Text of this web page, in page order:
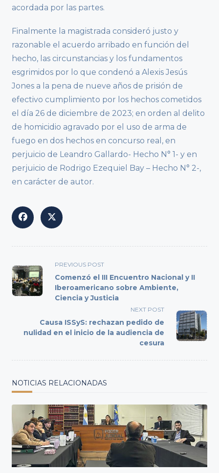
acordada por las partes.
Finalmente la magistrada consideró justo y
razonable el acuerdo arribado en función del
hecho, las circunstancias y los fundamentos
esgrimidos por lo que condenó a Alexis Jesús
Jones a la pena de nueve años de prisión de
efectivo cumplimiento por los hechos cometidos
el día 26 de diciembre de 2023; en orden al delito
de homicidio agravado por el uso de arma de
fuego en dos hechos en concurso real, en
perjuicio de Leandro Gallardo- Hecho N° 1- y en
perjuicio de Rodrigo Ezequiel Bay – Hecho N° 2-,
en carácter de autor.
<span
class="nav-
subtitle
screen-
text">Page</span>
PREVIOUS POST
Comenzó el III Encuentro Nacional y II
Iberoamericano sobre Ambiente,
Ciencia y Justicia
NEXT POST
Causa ISSyS: rechazan pedido de
nulidad en el inicio de la audiencia de
cesura
NOTICIAS RELACIONADAS